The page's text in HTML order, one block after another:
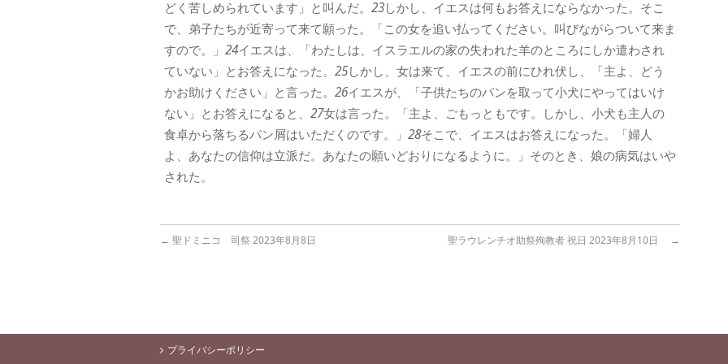
どく苦しめられています」と叫んだ。 23しかし、イエスは何もお答えにならなかった。そこ
で、弟子たちが近寄って来て願った。「この女を追い払ってください。叫びながらついて来ま
すので。」 24イエスは、「わたしは、イスラエルの家の失われた羊のところにしか遣わされ
ていない」とお答えになった。 25しかし、女は来て、イエスの前にひれ伏し、「主よ、どう
かお助けください」と言った。 26イエスが、「子供たちのパンを取って小犬にやってはいけ
ない」とお答えになると、 27女は言った。「主よ、ごもっともです。しかし、小犬も主人の
食卓から落ちるパン屑はいただくのです。」 28そこで、イエスはお答えになった。「婦人
よ、あなたの信仰は立派だ。あなたの願いどおりになるように。」そのとき、娘の病気はいや
された。
← 聖ドミニコ 司祭 2023年8月8日 聖ラウレンチオ助祭殉教者 祝日 2023年8月10日 →
プライバシーポリシー